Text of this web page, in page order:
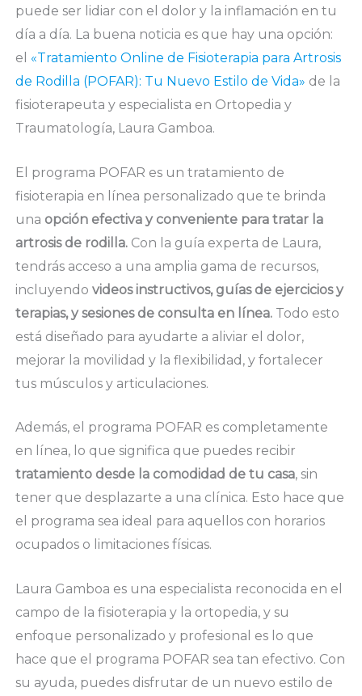
puede ser lidiar con el dolor y la inflamación en tu
día a día. La buena noticia es que hay una opción:
el «Tratamiento Online de Fisioterapia para Artrosis
de Rodilla (POFAR): Tu Nuevo Estilo de Vida» de la
fisioterapeuta y especialista en Ortopedia y
Traumatología, Laura Gamboa.
El programa POFAR es un tratamiento de
fisioterapia en línea personalizado que te brinda
una opción efectiva y conveniente para tratar la
artrosis de rodilla. Con la guía experta de Laura,
tendrás acceso a una amplia gama de recursos,
incluyendovideos instructivos, guías de ejercicios y
terapias, y sesiones de consulta en línea. Todo esto
está diseñado para ayudarte a aliviar el dolor,
mejorar la movilidad y la flexibilidad, y fortalecer
tus músculos y articulaciones.
Además, el programa POFAR es completamente
en línea, lo que significa que puedes recibir
tratamiento desde la comodidad de tu casa, sin
tener que desplazarte a una clínica. Esto hace que
el programa sea ideal para aquellos con horarios
ocupados o limitaciones físicas.
Laura Gamboa es una especialista reconocida en el
campo de la fisioterapia y la ortopedia, y su
enfoque personalizado y profesional es lo que
hace que el programa POFAR sea tan efectivo. Con
su ayuda, puedes disfrutar de un nuevo estilo de